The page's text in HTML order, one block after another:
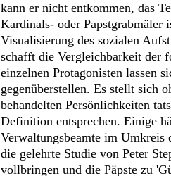
kann er nicht entkommen, das
Kardinals- oder
Visualisierung des sozialen
schafft die Vergleichbarkeit der
einzelnen Protagonisten lassen
gegenüberstellen. Es stellt sich
behandelten Persönlichkeiten
Definition entsprechen. Einige
Verwaltungsbeamte im Umkreis
die gelehrte Studie von Peter
vollbringen und die Päpste zu